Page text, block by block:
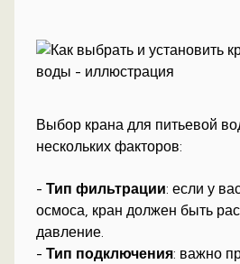
Выбор крана для питьевой
нескольких факторов:
-Тип фильтрации: если у
осмоса, кран должен быть
давление.
-Тип подключения: важно